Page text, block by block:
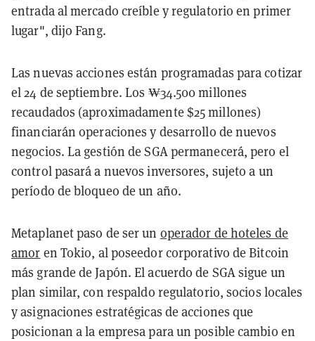
entrada al mercado creíble y regulatorio en primer
lugar", dijo Fang.
Las nuevas acciones están programadas para cotizar
el 24 de septiembre. Los ₩34.500 millones
recaudados (aproximadamente $25 millones)
financiarán operaciones y desarrollo de nuevos
negocios. La gestión de SGA permanecerá, pero el
control pasará a nuevos inversores, sujeto a un
período de bloqueo de un año.
Metaplanet paso de ser un operador de hoteles de
amor en Tokio, al poseedor corporativo de Bitcoin
más grande de Japón. El acuerdo de SGA sigue un
plan similar, con respaldo regulatorio, socios locales
y asignaciones estratégicas de acciones que
posicionan a la empresa para un posible cambio en